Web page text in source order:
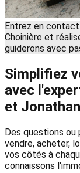
Entrez en
Choinière et
guiderons avec
Simplifiez
avec
et
Des questions ou
vendre, acheter,
vos côtés à
connaissons